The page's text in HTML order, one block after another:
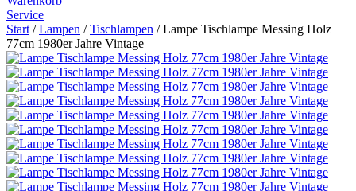
Service
Start/Lampen /Tischlampen / Lampe Tischlampe Messing Holz
77cm 1980er Jahre Vintage